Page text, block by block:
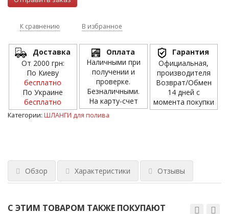
К сравнению В избранное
Доставка
От 2000 грн:
По Киеву
бесплатно
По Украине
бесплатно
Оплата
Наличными при
получении и
проверке.
Безналичными.
На карту-счет
Гарантия
Официальная,
производителя
Возврат/Обмен
14 дней с
момента покупки
Категории: ШЛАНГИ для полива
Обзор Характеристики Отзывы
С ЭТИМ ТОВАРОМ ТАКЖЕ ПОКУПАЮТ